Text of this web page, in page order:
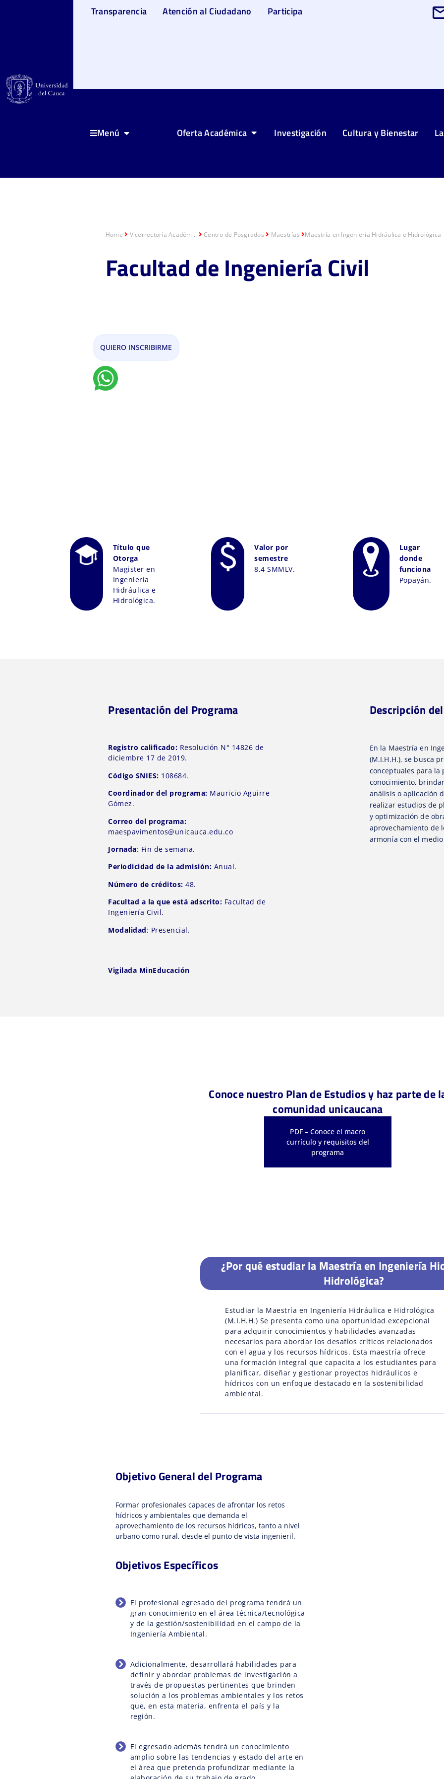
Transparencia Atención al Ciudadano Participa
Menú Oferta Académica Investigación Cultura y Bienestar
Home Vicerrectoría Académ... Centro de Posgrados Maestrías Maestría en Ingeniería Hidráulica e Hidrológica
Facultad de Ingeniería Civil
QUIERO INSCRIBIRME
Título que
Otorga
Magister en
Ingeniería
Hidráulica e
Hidrológica.
Valor por
semestre
8,4 SMMLV.
Lugar
donde
funciona
Popayán.
Presentación del Programa
Registro calificado: Resolución N° 14826 de
diciembre 17 de 2019.
Código SNIES: 108684.
Coordinador del programa: Mauricio Aguirre
Gómez.
Correo del programa:
maespavimentos@unicauca.edu.co
Jornada: Fin de semana.
Periodicidad de la admisión: Anual.
Número de créditos: 48.
Facultad a la que está adscrito: Facultad de
Ingeniería Civil.
Modalidad: Presencial.
Vigilada MinEducación
Descripción
En la Maestría en
(M.I.H.H.), se busca
conceptuales para la
conocimiento,
análisis o aplicación
realizar estudios de
y optimización de
aprovechamiento de
armonía con el
Conoce nuestro Plan de Estudios y haz parte de
comunidad unicaucana
PDF – Conoce el macro
currículo y requisitos del
programa
¿Por qué estudiar la Maestría en Ingeniería
Hidrológica?
Estudiar la Maestría en Ingeniería Hidráulica e Hidrológica
(M.I.H.H.) Se presenta como una oportunidad excepcional
para adquirir conocimientos y habilidades avanzadas
necesarios para abordar los desafíos críticos relacionados
con el agua y los recursos hídricos. Esta maestría ofrece
una formación integral que capacita a los estudiantes para
planificar, diseñar y gestionar proyectos hidráulicos e
hídricos con un enfoque destacado en la sostenibilidad
ambiental.
Objetivo General del Programa
Formar profesionales capaces de afrontar los retos
hídricos y ambientales que demanda el
aprovechamiento de los recursos hídricos, tanto a nivel
urbano como rural, desde el punto de vista ingenieril.
Objetivos Específicos
El profesional egresado del programa tendrá un
gran conocimiento en el área técnica/tecnológica
y de la gestión/sostenibilidad en el campo de la
Ingeniería Ambiental.
Adicionalmente, desarrollará habilidades para
definir y abordar problemas de investigación a
través de propuestas pertinentes que brinden
solución a los problemas ambientales y los retos
que, en esta materia, enfrenta el país y la
región.
El egresado además tendrá un conocimiento
amplio sobre las tendencias y estado del arte en
el área que pretenda profundizar mediante la